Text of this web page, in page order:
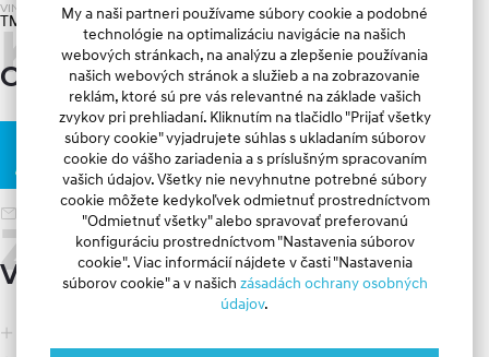
Bezpečnosť: ABS + BAS, Stabilizačný systém ESC, Elektronická
parkovacia brzda s funkciou Auto Hold, Asistent na rozjazd do kopca
HAC, Airbag vodiča a spolujazdca (vypínateľný), Predné bočné
airbagy, Okenné airbagy vpredu a vzadu, Automatické uzamknutie
vozidla pri rozjazde, TPMS, ISOFIX, Systém autonómneho
núdzového brzdenia FCA s ochranou chodcov a cyklistov a systém
varovania pred čelným nárazom FCW, Systém na sledovanie
pozornosti vodiča kamerou v interiéri ICC, Systém na sledovanie
únavy vodiča DAW, Systém automatického brzdenia na prevenciu
viacnásobnej kolízie v prípade nehody MCB, Automatické
prepínanie diaľkových svetiel HBA, Asistent na inteligentné
rozoznávanie dopravných značiek obmedzujúcich max. povolenú
rýchlosť ISLA, Systém na automatické udržanie vozidla v jazdnom
pruhu LKA, Systém na nasledovanie jazdného pruhu LFA,
Upozornenie na prítomnosť cestujúcich na zadných sedadlách ROA
(bez senzoru pohybu)
VIN
TMAH381E7TJ202677
Kontakt
Osobný konzultant ponuky
Tatiana Halvoníková
predaj1.hyundai@autoprofitgroup.sk
Zahrnuté
Vybavenie
My a naši partneri používame súbory cookie a podobné
technológie na optimalizáciu navigácie na našich
webových stránkach, na analýzu a zlepšenie používania
našich webových stránok a služieb a na zobrazovanie
reklám, ktoré sú pre vás relevantné na základe vašich
zvykov pri prehliadaní. Kliknutím na tlačidlo "Prijať všetky
súbory cookie" vyjadrujete súhlas s ukladaním súborov
cookie do vášho zariadenia a s príslušným spracovaním
vašich údajov. Všetky nie nevyhnutne potrebné súbory
cookie môžete kedykoľvek odmietnuť prostredníctvom
"Odmietnuť všetky" alebo spravovať preferovanú
konfiguráciu prostredníctvom "Nastavenia súborov
cookie". Viac informácií nájdete v časti "Nastavenia
súborov cookie" a v našich zásadách ochrany osobných
údajov.